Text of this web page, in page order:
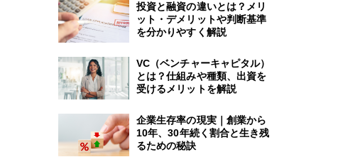
投資と融資の違いとは？メリ
ット・デメリットや判断基準
を分かりやすく解説
VC（ベンチャーキャピタル）
とは？仕組みや種類、出資を
受けるメリットを解説
企業生存率の現実｜創業から
10年、30年続く割合と生き残
るための秘訣